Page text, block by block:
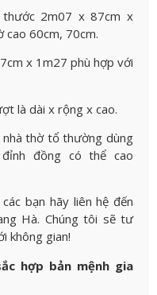
2m07 x 87cm x
60cm, 70cm.
x 1m27 phù hợp với
là dài x rộng x cao.
nhà thờ tổ thường dùng
đồng có thể cao
bạn hãy liên hệ đến
Hà. Chúng tôi sẽ tư
không gian!
hợp bản mệnh gia